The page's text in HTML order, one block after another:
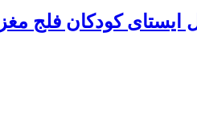
کودکان فلج